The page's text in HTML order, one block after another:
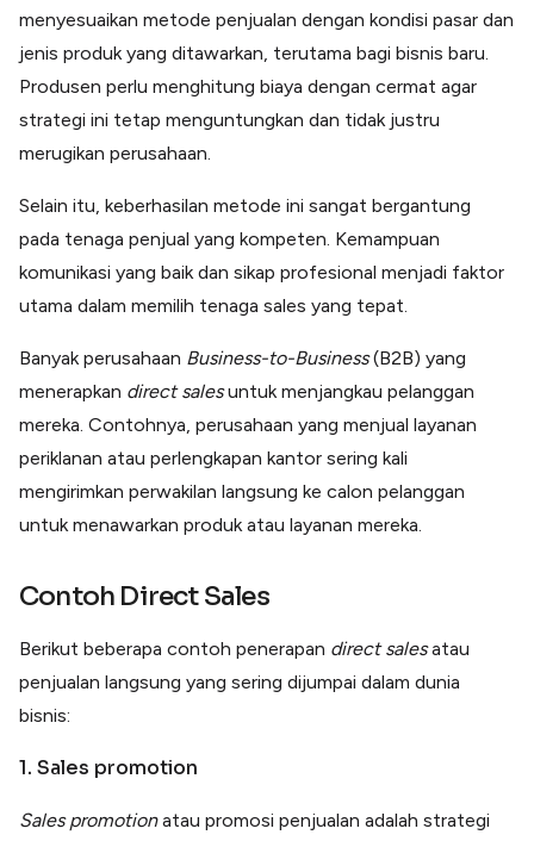
menyesuaikan metode penjualan dengan kondisi pasar dan
jenis produk yang ditawarkan, terutama bagi bisnis baru.
Produsen perlu menghitung biaya dengan cermat agar
strategi ini tetap menguntungkan dan tidak justru
merugikan perusahaan.
Selain itu, keberhasilan metode ini sangat bergantung
pada tenaga penjual yang kompeten. Kemampuan
komunikasi yang baik dan sikap profesional menjadi faktor
utama dalam memilih tenaga sales yang tepat.
Banyak perusahaan Business-to-Business(B2B) yang
menerapkan direct salesuntuk menjangkau pelanggan
mereka. Contohnya, perusahaan yang menjual layanan
periklanan atau perlengkapan kantor sering kali
mengirimkan perwakilan langsung ke calon pelanggan
untuk menawarkan produk atau layanan mereka.
Contoh Direct Sales
Berikut beberapa contoh penerapan direct salesatau
penjualan langsung yang sering dijumpai dalam dunia
bisnis:
1. Sales promotion
Sales promotionatau promosi penjualan adalah strategi